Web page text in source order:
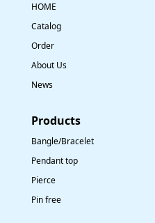
HOME
Catalog
Order
About Us
News
​Products
Bangle/Bracelet
Pendant top
Pierce
Pin free